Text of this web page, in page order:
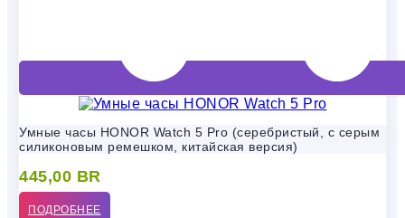
Умные часы HONOR Watch 5 Pro (серебристый, с серым
силиконовым ремешком, китайская версия)
445,00 BR
ПОДРОБНЕЕ